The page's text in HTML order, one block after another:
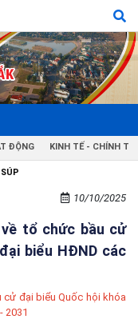
ĐỘNG KINH TẾ - CHÍNH TRỊ
10/10/2025
về tổ chức bầu cử
biểu HĐND các
cử đại biểu Quốc hội khóa
2031